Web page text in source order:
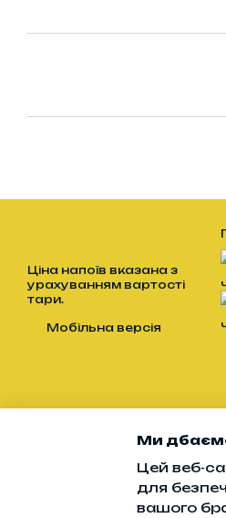
Ціна напоїв вказана з
урахуванням вартості
тари.
Мобільна версія
Інтернет-магазин
Ми
Цей веб-
для
вашого